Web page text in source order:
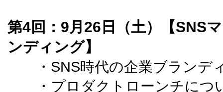
第4回：9月26日（土）【SNS
ンディング】
・SNS時代の企業ブランデ
・プロダクトローンチにつ